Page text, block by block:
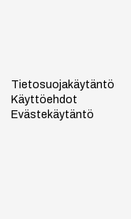
Tietosuojakäytäntö
Käyttöehdot
Evästekäytäntö